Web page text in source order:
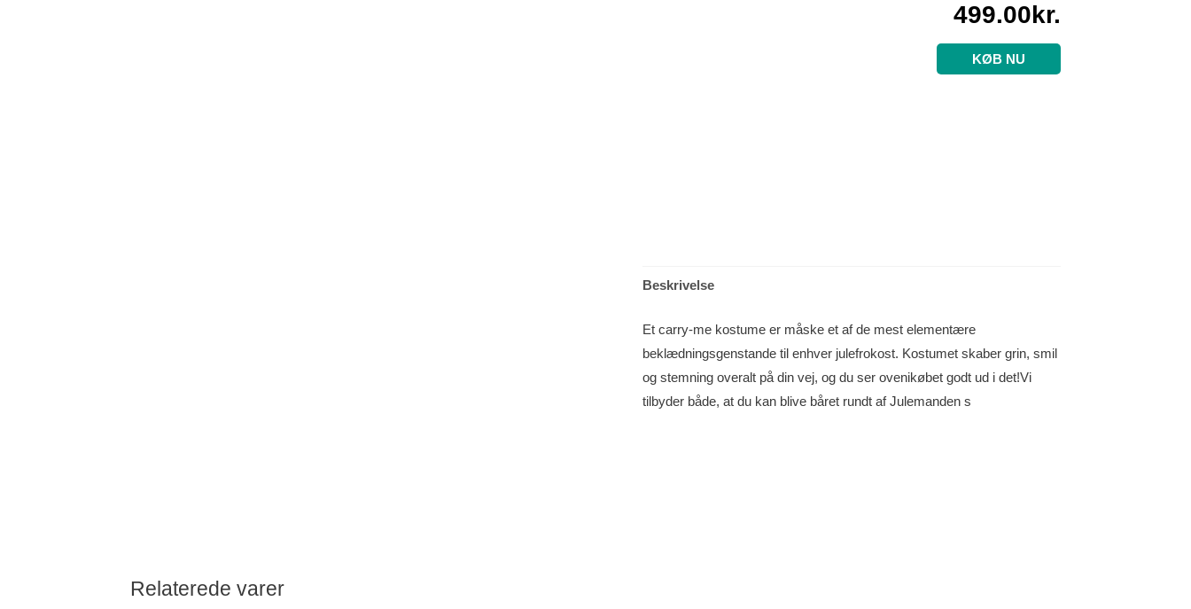
499.00kr.
KØB NU
Beskrivelse
Et carry-me kostume er måske et af de mest elementære
beklædningsgenstande til enhver julefrokost. Kostumet skaber grin, smil
og stemning overalt på din vej, og du ser ovenikøbet godt ud i det!Vi
tilbyder både, at du kan blive båret rundt af Julemanden s
Relaterede varer